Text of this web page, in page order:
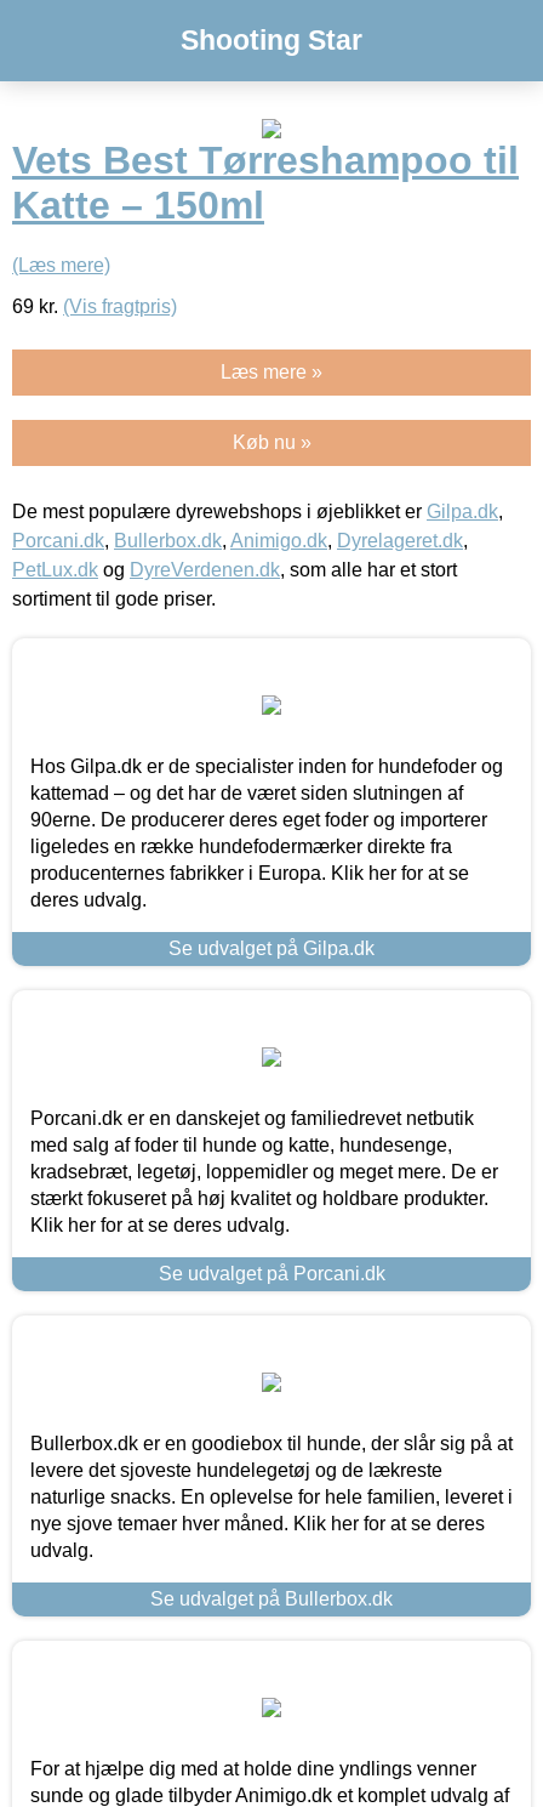
Shooting Star
Vets Best Tørreshampoo til
Katte – 150ml
(Læs mere)
69 kr. (Vis fragtpris)
Læs mere »
Køb nu »
De mest populære dyrewebshops i øjeblikket er Gilpa.dk,
Porcani.dk, Bullerbox.dk, Animigo.dk, Dyrelageret.dk,
PetLux.dk og DyreVerdenen.dk, som alle har et stort
sortiment til gode priser.
Hos Gilpa.dk er de specialister inden for hundefoder og
kattemad – og det har de været siden slutningen af
90erne. De producerer deres eget foder og importerer
ligeledes en række hundefodermærker direkte fra
producenternes fabrikker i Europa. Klik her for at se
deres udvalg.
Se udvalget på Gilpa.dk
Porcani.dk er en danskejet og familiedrevet netbutik
med salg af foder til hunde og katte, hundesenge,
kradsebræt, legetøj, loppemidler og meget mere. De er
stærkt fokuseret på høj kvalitet og holdbare produkter.
Klik her for at se deres udvalg.
Se udvalget på Porcani.dk
Bullerbox.dk er en goodiebox til hunde, der slår sig på at
levere det sjoveste hundelegetøj og de lækreste
naturlige snacks. En oplevelse for hele familien, leveret i
nye sjove temaer hver måned. Klik her for at se deres
udvalg.
Se udvalget på Bullerbox.dk
For at hjælpe dig med at holde dine yndlings venner
sunde og glade tilbyder Animigo.dk et komplet udvalg af